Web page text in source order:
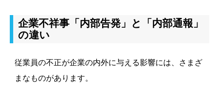
企業不祥事「内部告発」と「内部通報」
の違い
従業員の不正が企業の内外に与える影響には、さまざ
まなものがあります。